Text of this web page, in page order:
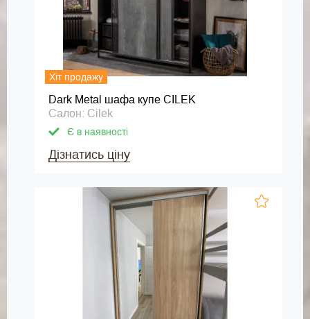
Хіт продажу
Dark Metal шафа купе CILEK
Салон: Cilek
Є в наявності
Дізнатись ціну